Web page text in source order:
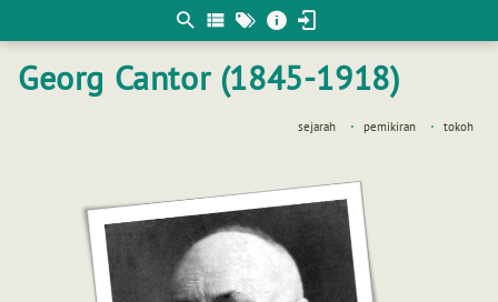
Georg Cantor (1845-1918)
sejarah pemikiran tokoh
matematis